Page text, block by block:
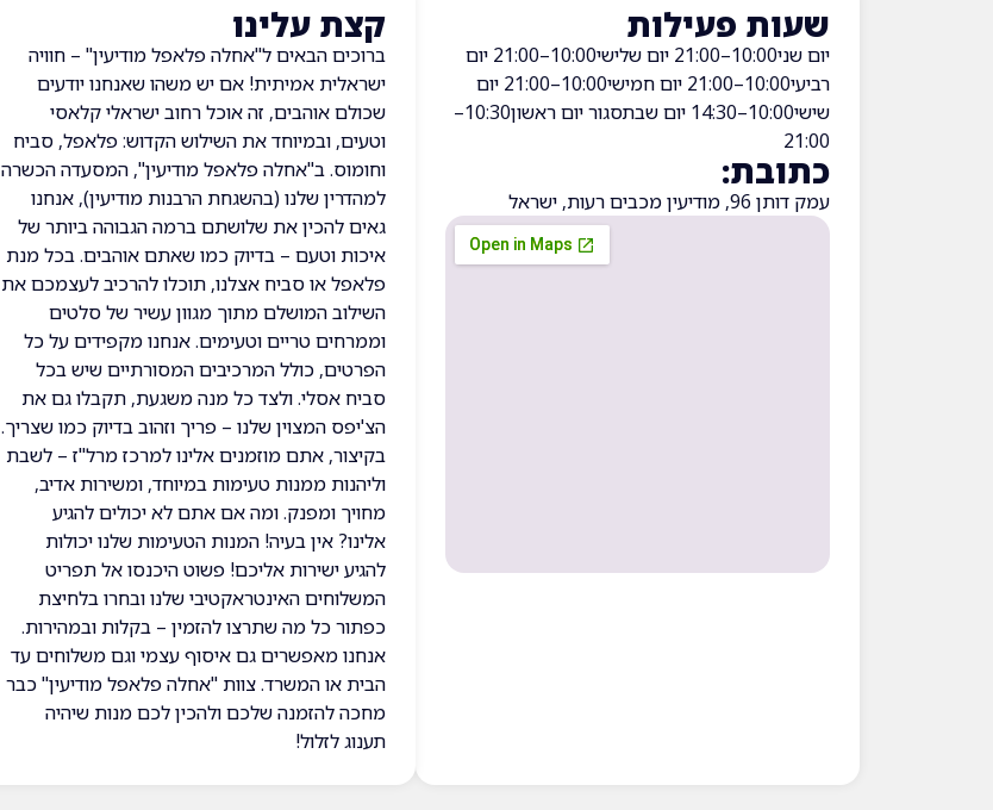
שעות פעילות
יום שני10:00–21:00 יום שלישי10:00–21:00 יום
רביעי10:00–21:00 יום חמישי10:00–21:00 יום
שישי10:00–14:30 יום שבתסגור יום ראשון10:30–
21:00
כתובת:
עמק דותן 96, מודיעין מכבים רעות, ישראל
קצת עלינו
ברוכים הבאים ל"אחלה פלאפל מודיעין" – חוויה
ישראלית אמיתית! אם יש משהו שאנחנו יודעים
שכולם אוהבים, זה אוכל רחוב ישראלי קלאסי
וטעים, ובמיוחד את השילוש הקדוש: פלאפל, סביח
וחומוס. ב"אחלה פלאפל מודיעין", המסעדה הכשרה
למהדרין שלנו (בהשגחת הרבנות מודיעין), אנחנו
גאים להכין את שלושתם ברמה הגבוהה ביותר של
איכות וטעם – בדיוק כמו שאתם אוהבים. בכל מנת
פלאפל או סביח אצלנו, תוכלו להרכיב לעצמכם את
השילוב המושלם מתוך מגוון עשיר של סלטים
וממרחים טריים וטעימים. אנחנו מקפידים על כל
הפרטים, כולל המרכיבים המסורתיים שיש בכל
סביח אסלי. ולצד כל מנה משגעת, תקבלו גם את
הצ'יפס המצוין שלנו – פריך וזהוב בדיוק כמו שצריך.
בקיצור, אתם מוזמנים אלינו למרכז מרל"ז – לשבת
וליהנות ממנות טעימות במיוחד, ומשירות אדיב,
מחויך ומפנק. ומה אם אתם לא יכולים להגיע
אלינו? אין בעיה! המנות הטעימות שלנו יכולות
להגיע ישירות אליכם! פשוט היכנסו אל תפריט
המשלוחים האינטראקטיבי שלנו ובחרו בלחיצת
כפתור כל מה שתרצו להזמין – בקלות ובמהירות.
אנחנו מאפשרים גם איסוף עצמי וגם משלוחים עד
הבית או המשרד. צוות "אחלה פלאפל מודיעין" כבר
מחכה להזמנה שלכם ולהכין לכם מנות שיהיה
תענוג לזלול!